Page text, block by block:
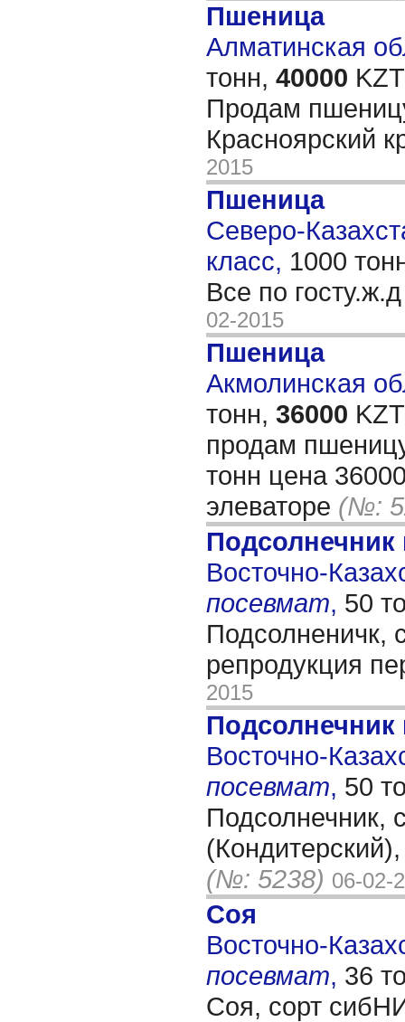
Пшеница
Алматинская
тонн, 40000
Продам
Красноярский
2015
Пшеница
Северо-
класс, 1000
Все по
02-2015
Пшеница
Акмолинская
тонн, 36000
продам
тонн цена
элеваторе (№:
Восточно-
посевмат, 50
Подсолненичк,
репродукция
2015
Подсолнечник
Восточно-
посевмат, 50
Подсолнечник,
(№: 5238) 06-02-
Соя
Восточно-
посевмат, 36
Соя, сорт